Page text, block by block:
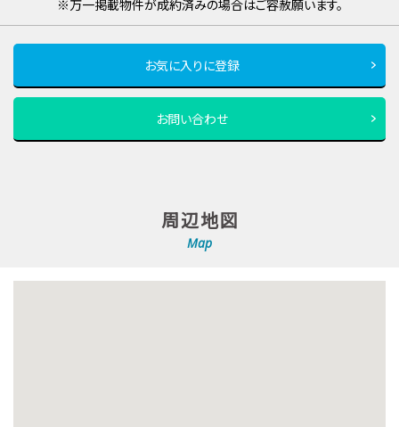
※万一掲載物件が成約済みの場合はご容赦願います。
お気に入りに登録
お問い合わせ
周辺地図
Map